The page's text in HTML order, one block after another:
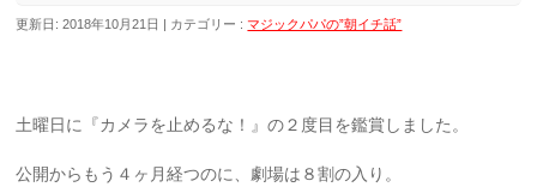
更新日: 2018年10月21日 カテゴリー :マジックパパの”朝イチ話”
土曜日に『カメラを止めるな！』の２度目を鑑賞しました。
公開からもう４ヶ月経つのに、劇場は８割の入り。